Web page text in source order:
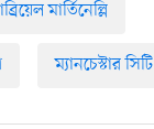
মার্তিনেল্লি
ম্যানচেস্টার সিটি